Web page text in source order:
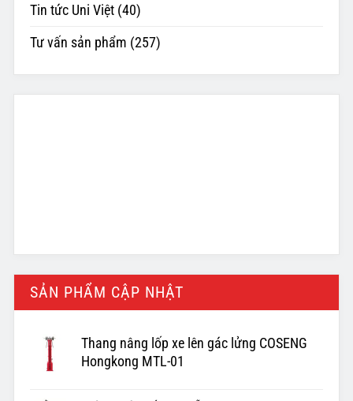
Tin tức Uni Việt (40)
Tư vấn sản phẩm (257)
SẢN PHẨM CẬP NHẬT
Thang nâng lốp xe lên gác lửng COSENG
Hongkong MTL-01